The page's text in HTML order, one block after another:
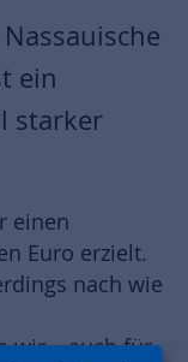
ein
starker
einen
Euro erzielt.
nach wie
wir – auch für